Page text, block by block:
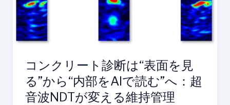
コンクリート診断は“表面を見
る”から“内部をAIで読む”へ：超
音波NDTが変える維持管理
面
を
見
る”か
部
を
AI